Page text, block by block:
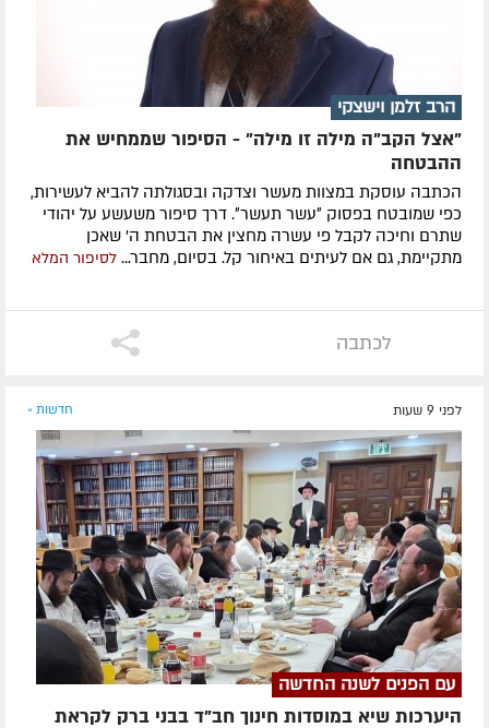
הרב זלמן וישצקי
"אצל הקב"ה מילה זו מילה" - הסיפור שממחיש את
ההבטחה
הכתבה עוסקת במצוות מעשר וצדקה ובסגולתה להביא לעשירות,
כפי שמובטח בפסוק ״עשר תעשר״. דרך סיפור משעשע על יהודי
שתרם וחיכה לקבל פי עשרה מחצין את הבטחת ה' שאכן
מתקיימת, גם אם לעיתים באיחור קל. בסיום, מחבר...לסיפור המלא
לכתבה
לפני 9 שעות חדשות »
עם הפנים לשנה החדשה
היערכות שיא במוסדות חינוך חב"ד בבני ברק לקראת